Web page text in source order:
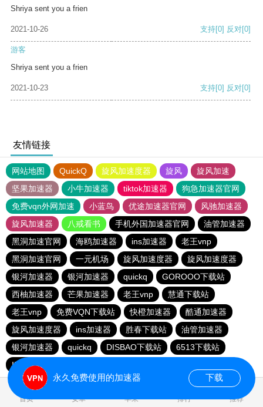
Shriya sent you a frien
2021-10-26 支持[0] 反对[0]
游客
Shriya sent you a frien
2021-10-23 支持[0] 反对[0]
友情链接
网站地图 QuickQ 旋风加速度器 旋风
旋风加速
坚果加速器
小牛加速器 tiktok加速器
狗急加速器官网
免费vqn外网加速
小蓝鸟 优途加速器官网
风驰加速器
旋风加速器
八戒看书 手机外国加速器官网
油管加速器
黑洞加速官网
海鸥加速器 ins加速器
老王vnp
黑洞加速官网
一元机场 旋风加速度器
旋风加速度器
银河加速器
银河加速器 quickq
GOROOO下载站
西柚加速器
芒果加速器 老王vnp
慧通下载站
老王vnp
免费VQN下载站 快橙加速器
酷通加速器
旋风加速度器
ins加速器 胜春下载站
油管加速器
银河加速器
quickq DISBAO下载站
6513下载站
INS下载站
首页 安卓 苹果 排行 推荐
永久免费使用的加速器 下载
0.082813s